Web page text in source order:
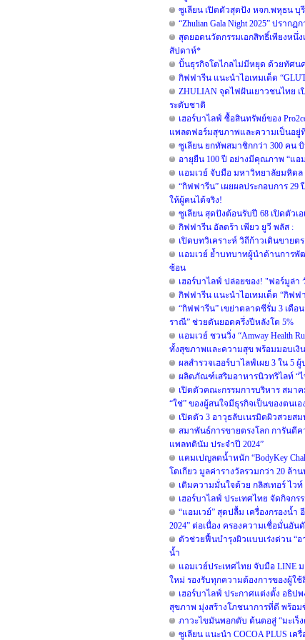
ซูเลียน เปิดตัวสุดปัง หจก.พหุธน บุ
“Zhulian Gala Night 2025” ปรา
สุดยอดนวัตกรรมเอกสิทธิ์เพียงหนึ่ง
สัปดาห์*
ปั้นธุรกิจโตไกลไม่มีหยุด ด้วยทัศน
กิฟฟารีน แนะนำไอเทมเด็ด
ZHULIAN จุดไฟฝันเยาวชนไทย เ
ระดับชาติ
เฮอร์บาไลฟ์ ซื้อสินทรัพย์ของ
แพลตฟอร์มสุขภาพและความเป็นอยู่
ซูเลียน ยกทัพสมาชิกกว่า 300 คน
อายุยืน 100 ปี อย่างมีคุณภาพ “แอ
แอมเวย์ จับมือ มหาวิทยาลัยมหิด
“กิฟฟารีน” เผยผลประกอบการ 29
ให้ผู้คนได้จริง!
ซูเลียน สุดปังต้อนรับปี 68 เปิดตัวเ
กิฟฟารีน อัลตร้า เพียว ยูวี พลัส :
เปิดบทวิเคราะห์ วิถีก้าวเดินขายต
แอมเวย์ ย้ำบทบาทผู้นำด้านการพัฒ
ซ้อน
เฮอร์บาไลฟ์ ปล่อยของ! "ฟอร์มูล่
กิฟฟารีน แนะนำไอเทมเด็ด “กิฟฟ
“กิฟฟารีน” เขย่าตลาดซีรั่ม 3 เดือ
ราณี” ช่วยดันยอดครึ่งปีหลังโต 5%
แอมเวย์ ชวนวิ่ง “Amway Health
ทั้งสุขภาพและความสุข พร้อมมอบเงิ
ผลสำรวจเฮอร์บาไลฟ์เผย 3 ใน 5
ผลิตภัณฑ์เสริมอาหารนิวทริไลท์ “ไ
เปิดตัวคณะกรรมการบริหาร สมา
“ใช่” ของผู้สนใจมีธุรกิจเป็นของตนเอง
เปิดตัว 3 อาวุธลับเนรมิตผิวสวยส
สมาพันธ์การขายตรงโลก การันตี
แพลทตินัม ประจำปี 2024”
แคมเปญลดน้ำหนัก “BodyKey
โตเกียว มูลค่ารางวัลรวมกว่า 20 ล้า
เติมความมั่นใจด้วย กลิสเทอร์ ไ
เฮอร์บาไลฟ์ ประเทศไทย จัดกิจก
“แอมเวย์” สุดปลื้ม เครื่องกรองน้ำ
2024” ต่อเนื่อง ครองความเชื่อมั่นอั
ตัวช่วยฟื้นบำรุงผิวแบบเร่งด่วน “อ
น้ำ
แอมเวย์ประเทศไทย จับมือ LINE
ใหม่ รองรับทุกความต้องการของผู้ใ
เฮอร์บาไลฟ์ ประกาศแต่งตั้ง อธิป
สุขภาพ มุ่งสร้างโภชนาการที่ดี พร้อม
ภาวะไขมันพอกตับ ต้นตอสู่ “มะเร็
ซูเลียน แนะนำ COCOA PLUS เ